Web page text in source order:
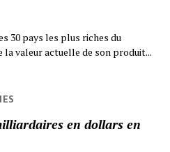
30 pays les plus riches du
la valeur actuelle de son produit...
en dollars en